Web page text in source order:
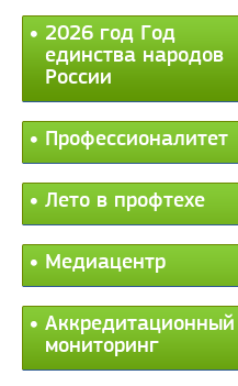
2026 год Год
единства народов
России
Профессионалитет
Лето в профтехе
Медиацентр
Аккредитационный
мониторинг